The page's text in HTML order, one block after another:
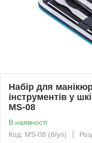
Набір для
інструментів у
MS-08
В наявності
Код: MS-08 (б/уп)